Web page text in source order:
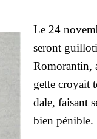
Le 24
seront
Romo­ran­tin,
gette croyait
dale, fai­sant
bien pénible.